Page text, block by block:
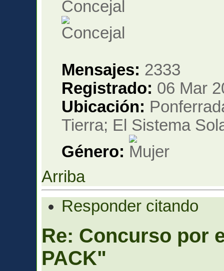
Concejal
Mensajes: 2333
Registrado: 06 Mar
Ubicación:
Tierra; El Sistema
Género:
Arriba
Responder citando
Re: Concurso por
PACK"